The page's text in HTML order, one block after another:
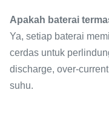
Apakah baterai
Ya, setiap baterai
cerdas untuk
discharge, over-
suhu.